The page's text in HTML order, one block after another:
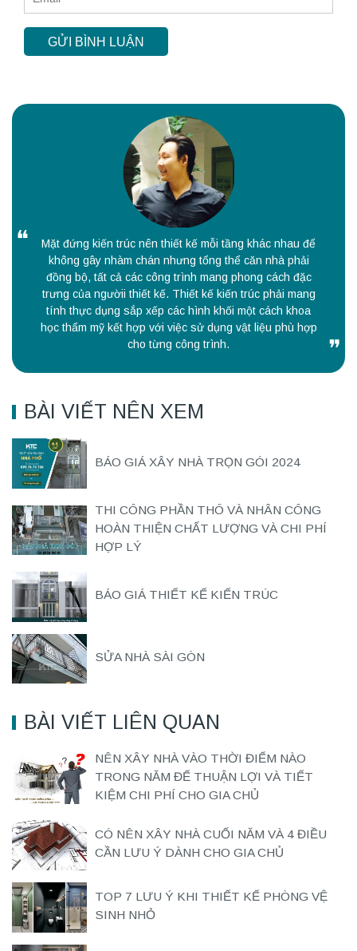
GỬI BÌNH LUẬN
Mặt đứng kiến trúc nên thiết kế mỗi tầng khác nhau để
không gây nhàm chán nhưng tổng thể căn nhà phải
đồng bộ, tất cả các công trình mang phong cách đặc
trưng của ngườii thiết kế. Thiết kế kiến trúc phải mang
tính thực dụng sắp xếp các hình khối một cách khoa
học thẩm mỹ kết hợp với việc sử dụng vật liệu phù hợp
cho từng công trình.
BÀI VIẾT NÊN XEM
BÁO GIÁ XÂY NHÀ TRỌN GÓI 2024
THI CÔNG PHẦN THÔ VÀ NHÂN CÔNG
HOÀN THIỆN CHẤT LƯỢNG VÀ CHI PHÍ
HỢP LÝ
BÁO GIÁ THIẾT KẾ KIẾN TRÚC
SỬA NHÀ SÀI GÒN
BÀI VIẾT LIÊN QUAN
NÊN XÂY NHÀ VÀO THỜI ĐIỂM NÀO
TRONG NĂM ĐỂ THUẬN LỢI VÀ TIẾT
KIỆM CHI PHÍ CHO GIA CHỦ
CÓ NÊN XÂY NHÀ CUỐI NĂM VÀ 4 ĐIỀU
CẦN LƯU Ý DÀNH CHO GIA CHỦ
TOP 7 LƯU Ý KHI THIẾT KẾ PHÒNG VỆ
SINH NHỎ